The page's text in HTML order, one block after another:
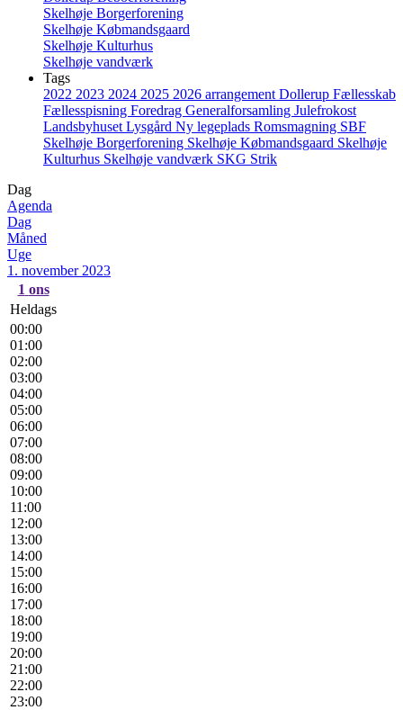
Skelhøje Borgerforening
Skelhøje Købmandsgaard
Skelhøje Kulturhus
Skelhøje vandværk
Tags
2022 2023 2024 2025 2026 arrangement Dollerup Fællesskab
Fællesspisning Foredrag Generalforsamling Julefrokost
Landsbyhuset Lysgård Ny legeplads Romsmagning SBF
Skelhøje Borgerforening Skelhøje Købmandsgaard Skelhøje
Kulturhus Skelhøje vandværk SKG Strik
Dag
Agenda
Dag
Måned
Uge
1. november 2023
1 ons
Heldags
00:00
01:00
02:00
03:00
04:00
05:00
06:00
07:00
08:00
09:00
10:00
11:00
12:00
13:00
14:00
15:00
16:00
17:00
18:00
19:00
20:00
21:00
22:00
23:00